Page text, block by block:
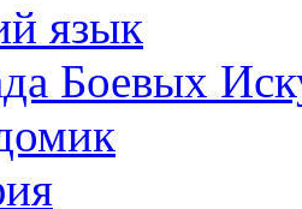
язык
Боевых